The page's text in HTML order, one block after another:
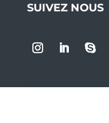
SUIVEZ NOUS